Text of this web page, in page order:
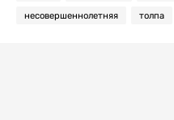
несовершеннолетняя толпа